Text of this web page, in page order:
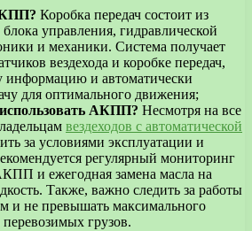
Коробка передач состоит из
управления, гидравлической
и механики. Система получает
вездехода и коробке передач,
информацию и автоматически
для оптимального движения;
АКПП? Несмотря на все
вездеходов с автоматической
за условиями эксплуатации и
регулярный мониторинг
и ежегодная замена масла на
Также, важно следить за работы
и не превышать максимального
грузов.